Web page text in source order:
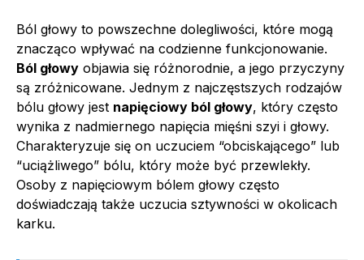
Ból głowy to powszechne dolegliwości, które mogą
znacząco wpływać na codzienne funkcjonowanie.
Ból głowy objawia się różnorodnie, a jego przyczyny
są zróżnicowane. Jednym z najczęstszych rodzajów
bólu głowy jest napięciowy ból głowy, który często
wynika z nadmiernego napięcia mięśni szyi i głowy.
Charakteryzuje się on uczuciem “obciskającego” lub
“uciążliwego” bólu, który może być przewlekły.
Osoby z napięciowym bólem głowy często
doświadczają także uczucia sztywności w okolicach
karku.